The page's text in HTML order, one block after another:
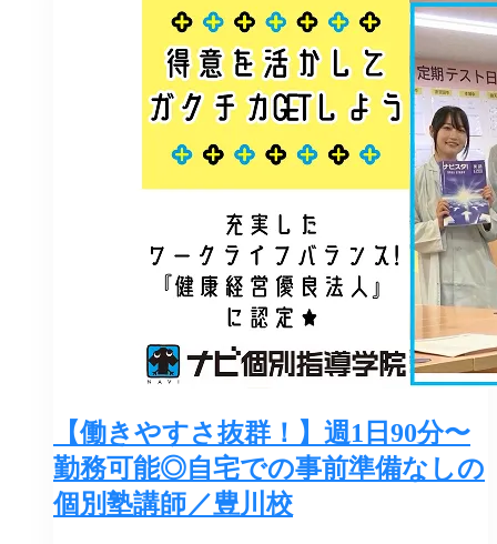
【働きやすさ抜群！】週1日90分〜
勤務可能◎自宅での事前準備なしの
個別塾講師／豊川校